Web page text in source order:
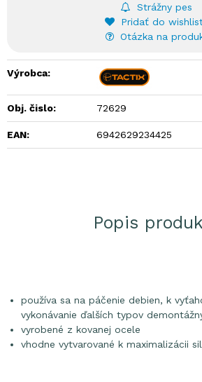
Strážny pes
Pridať do
Otázka na
Výrobca:
Obj. čislo: 72629
EAN: 6942629234425
Popis
používa sa na páčenie debien, k
vykonávanie ďalších typov
vyrobené z kovanej ocele
vhodne vytvarované k maximalizácii